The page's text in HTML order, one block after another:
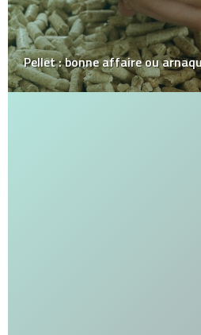
Pellet : bonne affaire ou